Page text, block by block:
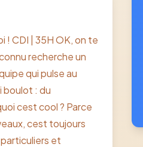
! CDI | 35H OK, on te
recherche un
qui pulse au
boulot : du
cest cool ? Parce
cest toujours
particuliers et